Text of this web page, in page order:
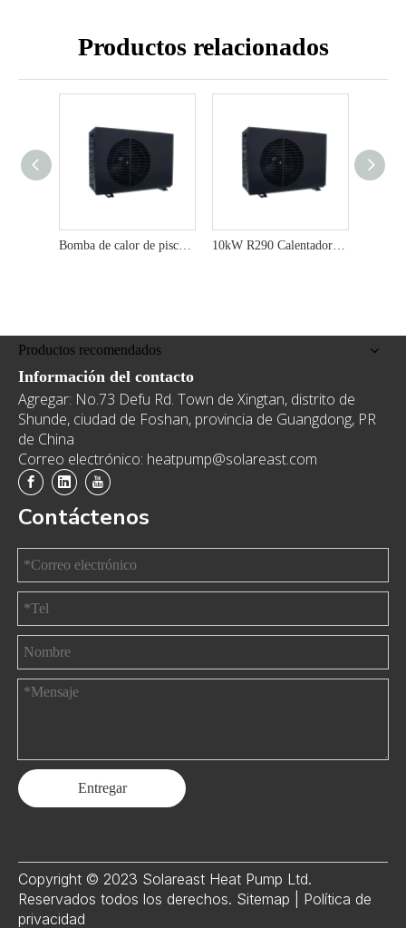
Productos relacionados
Bomba de calor de piscina ecológica de 13kW R290 para la máxima eficiencia 10kW R290 Calentador de piscina de la bomba de calor mejorado con el rendimiento mejorado con SG
Productos recomendados
Información del contacto
Agregar: No.73 Defu Rd. Town de Xingtan, distrito de
Shunde, ciudad de Foshan, provincia de Guangdong, PR
de China
Correo electrónico: heatpump@solareast.com
Contáctenos
Entregar
Copyright © 2023 Solareast Heat Pump Ltd.
Reservados todos los derechos. Sitemap
Política de
privacidad